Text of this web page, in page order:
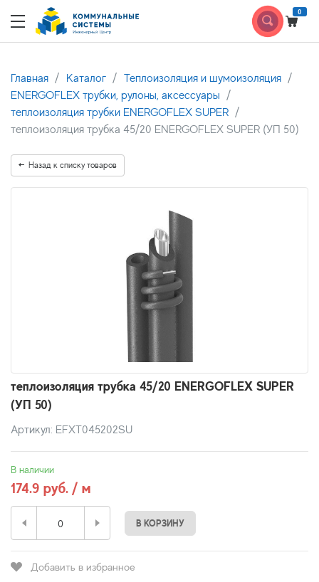
0
Главная Каталог
Теплоизоляция и шумоизоляция
ENERGOFLEX трубки, рулоны, аксессуары
теплоизоляция трубки ENERGOFLEX SUPER
теплоизоляция трубка 45/20 ENERGOFLEX SUPER (УП 50)
Назад к списку товаров
теплоизоляция трубка 45/20 ENERGOFLEX SUPER
(УП 50)
Артикул: EFXT045202SU
В наличии
174.9 руб. / м
В КОРЗИНУ
Добавить в избранное